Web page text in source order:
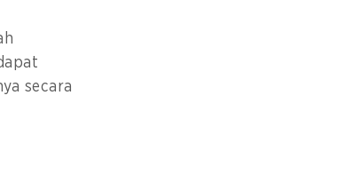
secara